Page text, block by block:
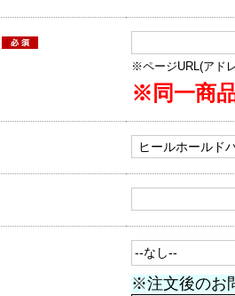
※ページURL(アド
※同一商
※注文後のお